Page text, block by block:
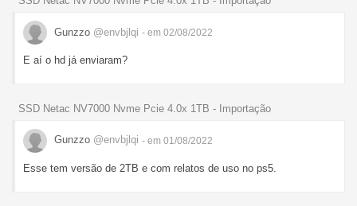
Gunzzo @envbjlqi - em 02/08/2022
E aí o hd já enviaram?
SSD Netac NV7000 Nvme Pcie 4.0x 1TB - Importação
Gunzzo @envbjlqi - em 01/08/2022
Esse tem versão de 2TB e com relatos de uso no ps5.